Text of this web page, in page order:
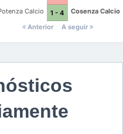
Calcio
1 - 4
Cosenza Calcio
Anterior
A seguir